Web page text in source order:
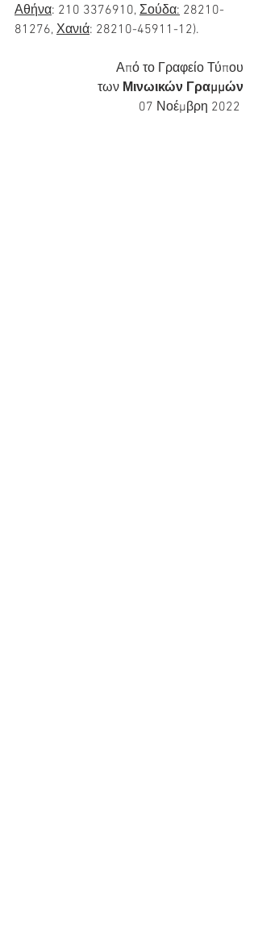
Αθήνα: 210 3376910, Σούδα: 28210-
81276, Χανιά: 28210-45911-12).
Από το Γραφείο Τύπου
των Μινωικών Γραμμών
07 Νοέμβρη 2022